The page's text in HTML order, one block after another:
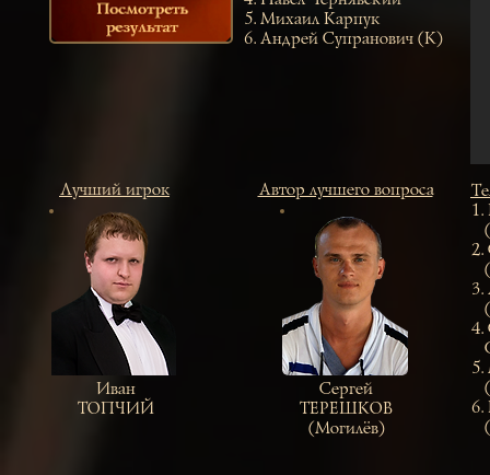
5. Михаил Карпук
6. Андрей Супранович (К)
Лучший игрок
Иван
ТОПЧИЙ
Автор лучшего вопроса
Сергей
ТЕРЕШКОВ
(Могилёв)
1.
2.
3.
5.
6.